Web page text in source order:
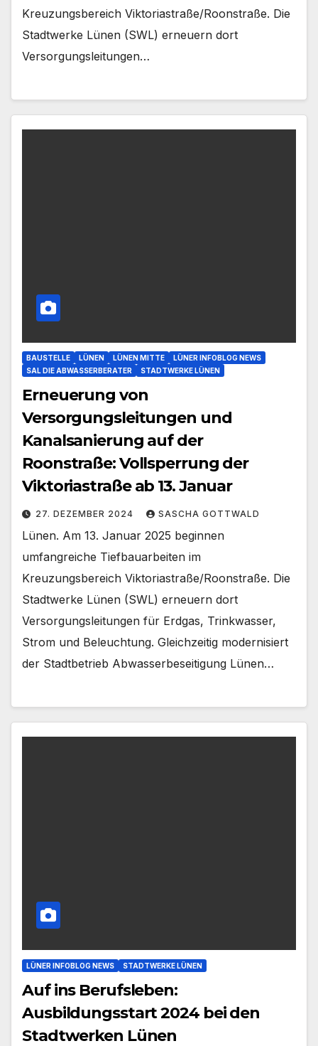
Kreuzungsbereich Viktoriastraße/Roonstraße. Die
Stadtwerke Lünen (SWL) erneuern dort
Versorgungsleitungen…
BAUSTELLE LÜNEN LÜNEN MITTE
LÜNER INFOBLOG NEWS
SAL DIE ABWASSERBERATER
STADTWERKE LÜNEN
Erneuerung von
Versorgungsleitungen und
Kanalsanierung auf der
Roonstraße: Vollsperrung der
Viktoriastraße ab 13. Januar
27. DEZEMBER 2024 SASCHA GOTTWALD
Lünen. Am 13. Januar 2025 beginnen
umfangreiche Tiefbauarbeiten im
Kreuzungsbereich Viktoriastraße/Roonstraße. Die
Stadtwerke Lünen (SWL) erneuern dort
Versorgungsleitungen für Erdgas, Trinkwasser,
Strom und Beleuchtung. Gleichzeitig modernisiert
der Stadtbetrieb Abwasserbeseitigung Lünen…
LÜNER INFOBLOG NEWS STADTWERKE LÜNEN
Auf ins Berufsleben:
Ausbildungsstart 2024 bei den
Stadtwerken Lünen